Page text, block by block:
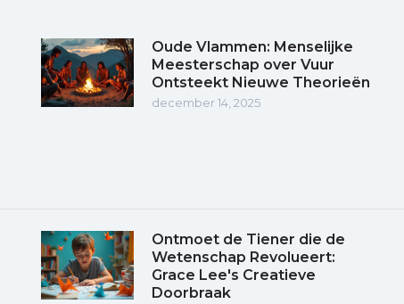
Oude Vlammen: Menselijke
Meesterschap over Vuur
Ontsteekt Nieuwe Theorieën
december 14, 2025
Ontmoet de Tiener die de
Wetenschap Revolueert:
Grace Lee's Creatieve
Doorbraak